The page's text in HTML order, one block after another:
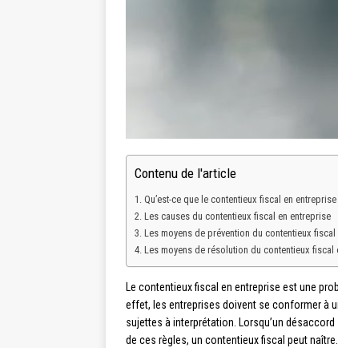
Contenu de l'article
Qu’est-ce que le contentieux fiscal en entreprise
Les causes du contentieux fiscal en entreprise
Les moyens de prévention du contentieux
Les moyens de résolution du contentieux fiscal
Le contentieux fiscal en entreprise est une
effet, les entreprises doivent se conformer à
sujettes à interprétation. Lorsqu’un
de ces règles, un contentieux fiscal peut